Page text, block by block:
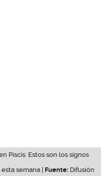
Piscis: Estos son los signos
semana | Fuente: Difusión